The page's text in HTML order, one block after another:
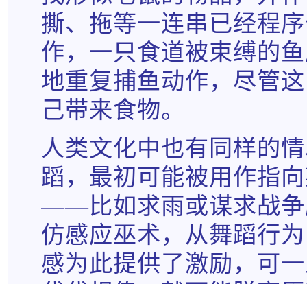
撕、拖等一连串已经程
作，一只食道被束缚的
地重复捕鱼动作，尽管
己带来食物。
人类文化中也有同样的
蹈，最初可能被用作指
——比如求雨或谋求战
仿感应巫术，从舞蹈行
感为此提供了激励，可